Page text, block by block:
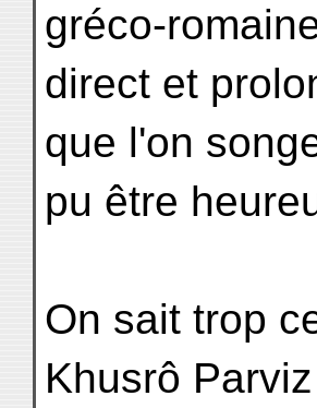
gréco-
direct et
que l'on
pu être
On sait trop
Khusrô